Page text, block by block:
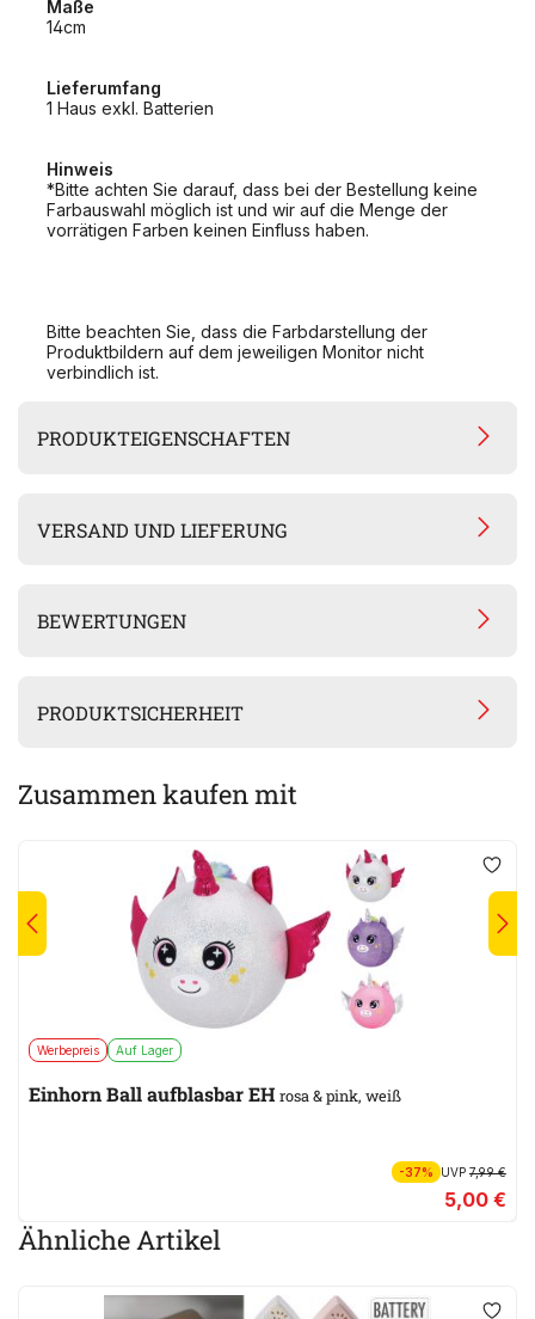
Maße
14cm
Lieferumfang
1 Haus exkl. Batterien
Hinweis
*Bitte achten Sie darauf, dass bei der Bestellung keine
Farbauswahl möglich ist und wir auf die Menge der
vorrätigen Farben keinen Einfluss haben.
Bitte beachten Sie, dass die Farbdarstellung der
Produktbildern auf dem jeweiligen Monitor nicht
verbindlich ist.
PRODUKTEIGENSCHAFTEN
VERSAND UND LIEFERUNG
BEWERTUNGEN
PRODUKTSICHERHEIT
Zusammen kaufen mit
Werbepreis Auf Lager
Einhorn Ball aufblasbar EH rosa & pink, weiß
-37% UVP7,99 €
5,00 €
Ähnliche Artikel